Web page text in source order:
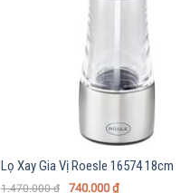
Lọ Xay Gia Vị Roesle 16574 18cm
1.470.000₫ 740.000 ₫